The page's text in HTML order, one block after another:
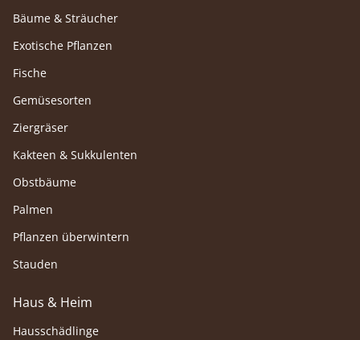
Bäume & Sträucher
Exotische Pflanzen
Fische
Gemüsesorten
Ziergräser
Kakteen & Sukkulenten
Obstbäume
Palmen
Pflanzen überwintern
Stauden
Haus & Heim
Hausschädlinge